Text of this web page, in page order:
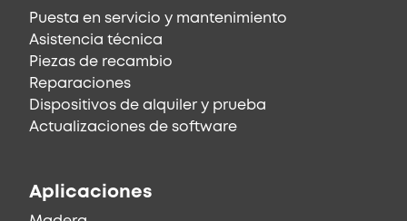
Puesta en servicio y mantenimiento
Asistencia técnica
Piezas de recambio
Reparaciones
Dispositivos de alquiler y prueba
Actualizaciones de software
Aplicaciones